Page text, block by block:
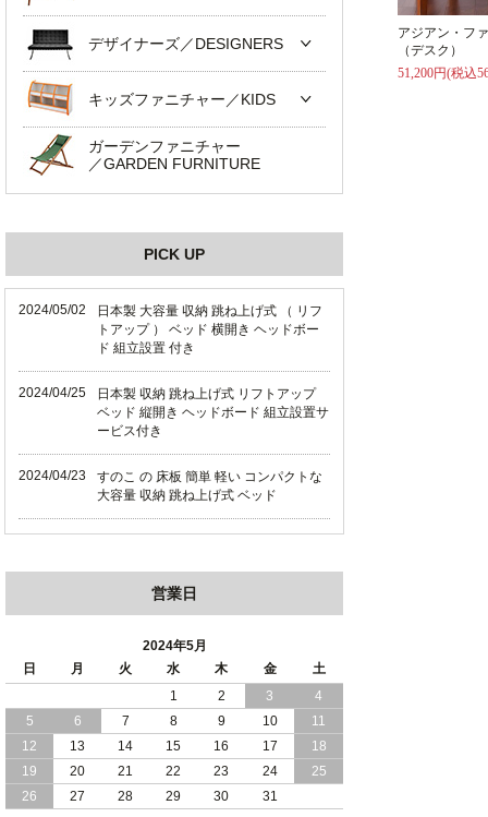
アジアン・フ
（デスク）
51,200円(税込
デザイナーズ／DESIGNERS
キッズファニチャー／KIDS
ガーデンファニチャー
／GARDEN FURNITURE
PICK UP
2024/05/02
日本製 大容量 収納 跳ね上げ式 （ リフ
トアップ ） ベッド 横開き ヘッドボー
ド 組立設置 付き
2024/04/25
日本製 収納 跳ね上げ式 リフトアップ
ベッド 縦開き ヘッドボード 組立設置サ
ービス付き
2024/04/23
すのこ の 床板 簡単 軽い コンパクトな
大容量 収納 跳ね上げ式 ベッド
2024/03/28
収納 付き 大容量 チェスト ベッド 日本
製 ヘッドボードなし
2024/02/23
畳 の 床面 で 敷き布団 で 寝られる 引き
出し 収納庫 付 大容量 チェスト ベッド
日本製
2024/02/13
床 畳仕様 で 敷き布団 が 使える 引き出
し 収納庫 付き チェスト ベッド 日本製
営業日
2024年5月
日
月 火 水 木 金
土
1
2 3
4
5
6 7 8 9 10
11
12
13 14 15 16 17
18
19
20 21 22 23 24
25
26
27 28 29 30 31